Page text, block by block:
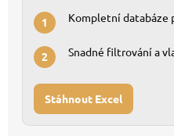
1 Kompletní databáze
2 Snadné filtrování a
Stáhnout Excel